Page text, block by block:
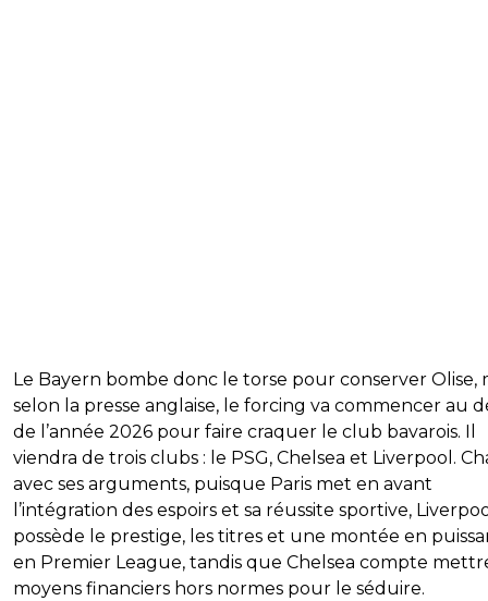
Le Bayern bombe donc le torse pour conserver Olise,
selon la presse anglaise, le forcing va commencer au
de l’année 2026 pour faire craquer le club bavarois. Il
viendra de trois clubs : le PSG, Chelsea et Liverpool.
avec ses arguments, puisque Paris met en avant
l’intégration des espoirs et sa réussite sportive,
possède le prestige, les titres et une montée en
en Premier League, tandis que Chelsea compte
moyens financiers hors normes pour le séduire.